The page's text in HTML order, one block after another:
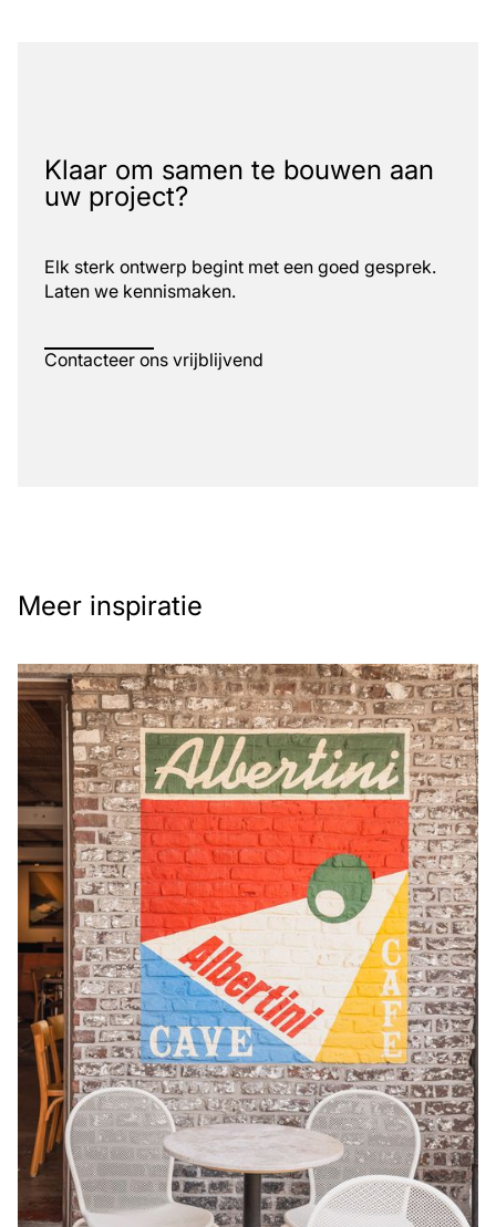
Klaar om samen te bouwen aan
uw project?
Elk sterk ontwerp begint met een goed gesprek.
Laten we kennismaken.
Contacteer ons vrijblijvend
Meer inspiratie